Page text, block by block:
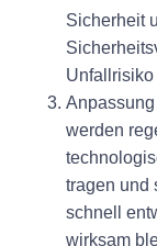
Sicherheit
Unfallrisiko
werden
tragen und
schnell
wirksam